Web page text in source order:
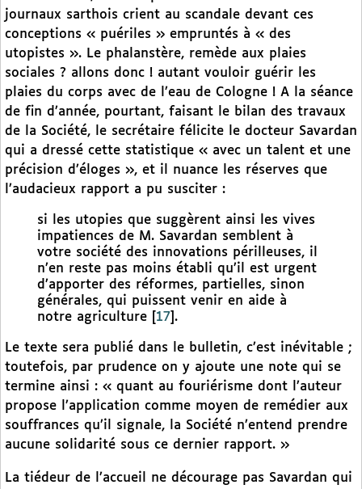
journaux sarthois crient au scandale devant ces
conceptions « puériles » empruntés à « des
utopistes ». Le phalanstère, remède aux plaies
sociales ? allons donc ! autant vouloir guérir les
plaies du corps avec de l’eau de Cologne ! A la séance
de fin d’année, pourtant, faisant le bilan des travaux
de la Société, le secrétaire félicite le docteur Savardan
qui a dressé cette statistique « avec un talent et une
précision d’éloges », et il nuance les réserves que
l’audacieux rapport a pu susciter :
si les utopies que suggèrent ainsi les vives
impatiences de M. Savardan semblent à
votre société des innovations périlleuses, il
n’en reste pas moins établi qu’il est urgent
d’apporter des réformes, partielles, sinon
générales, qui puissent venir en aide à
notre agriculture
17 .
Le texte sera publié dans le bulletin, c’est inévitable ;
toutefois, par prudence on y ajoute une note qui se
termine ainsi : « quant au fouriérisme dont l’auteur
propose l’application comme moyen de remédier aux
souffrances qu’il signale, la Société n’entend prendre
aucune solidarité sous ce dernier rapport. »
La tiédeur de l’accueil ne décourage pas Savardan qui